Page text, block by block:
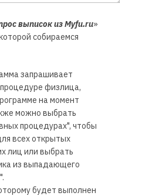
выписок изMyfu.ru»
собираемся
запрашивает
физлица,
на момент
можно выбрать
процедурах", чтобы
всех открытых
лиц или выбрать
из выпадающего
будет выполнен